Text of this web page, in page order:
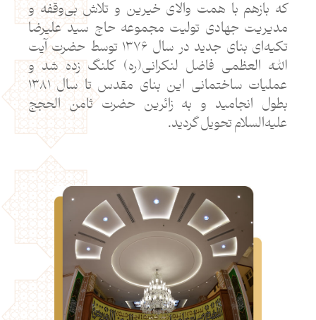
که بازهم با همت والای خیرین و تلاش بی‌وقفه و
مدیریت جهادی تولیت مجموعه حاج سید علیرضا
تکیه‌ای بنای جدید در سال ۱۳۷۶ توسط حضرت آیت
الله العظمی فاضل لنکرانی(ره) کلنگ زده شد و
عملیات ساختمانی این بنای مقدس تا سال ۱۳۸۱
بطول انجامید و به زائرین حضرت ثامن الحجج
علیه‌السلام تحویل گردید.